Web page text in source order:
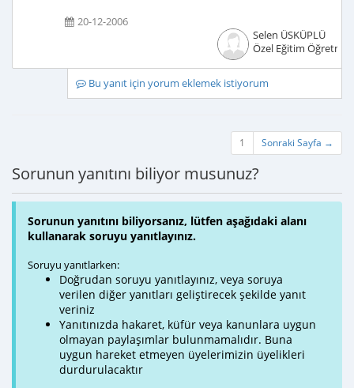
20-12-2006
Selen ÜSKÜPLÜ
Özel Eğitim
Bu yanıt için yorum eklemek istiyorum
1 Sonraki Sayfa →
Sorunun yanıtını biliyor musunuz?
Sorunun yanıtını biliyorsanız, lütfen aşağıdaki alanı
kullanarak soruyu yanıtlayınız.
Soruyu yanıtlarken:
Doğrudan soruyu yanıtlayınız, veya soruya
verilen diğer yanıtları geliştirecek şekilde yanıt
veriniz
Yanıtınızda hakaret, küfür veya kanunlara uygun
olmayan paylaşımlar bulunmamalıdır. Buna
uygun hareket etmeyen üyelerimizin üyelikleri
durdurulacaktır